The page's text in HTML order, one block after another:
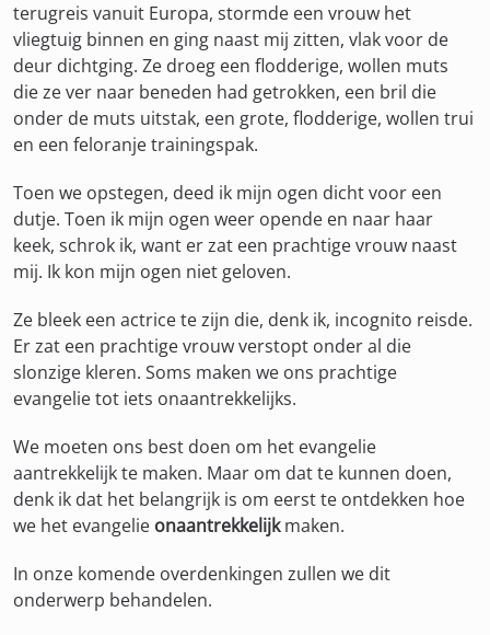
terugreis vanuit Europa, stormde een vrouw het
vliegtuig binnen en ging naast mij zitten, vlak voor de
deur dichtging. Ze droeg een flodderige, wollen muts
die ze ver naar beneden had getrokken, een bril die
onder de muts uitstak, een grote, flodderige, wollen trui
en een feloranje trainingspak.
Toen we opstegen, deed ik mijn ogen dicht voor een
dutje. Toen ik mijn ogen weer opende en naar haar
keek, schrok ik, want er zat een prachtige vrouw naast
mij. Ik kon mijn ogen niet geloven.
Ze bleek een actrice te zijn die, denk ik, incognito reisde.
Er zat een prachtige vrouw verstopt onder al die
slonzige kleren. Soms maken we ons prachtige
evangelie tot iets onaantrekkelijks.
We moeten ons best doen om het evangelie
aantrekkelijk te maken. Maar om dat te kunnen doen,
denk ik dat het belangrijk is om eerst te ontdekken hoe
we het evangelie onaantrekkelijkmaken.
In onze komende overdenkingen zullen we dit
onderwerp behandelen.